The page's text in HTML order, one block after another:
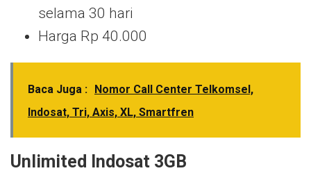
selama 30 hari
Harga Rp 40.000
Baca Juga :
Nomor Call Center Telkomsel,
Indosat, Tri, Axis, XL, Smartfren
Unlimited Indosat 3GB